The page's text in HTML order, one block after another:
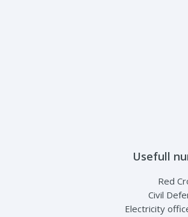
Usefull
Red
Civil
Electricity